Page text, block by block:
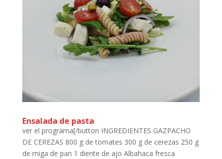
Ensalada de pasta
ver el programa[/button INGREDIENTES GAZPACHO
DE CEREZAS 800 g de tomates 300 g de cerezas 250 g
de miga de pan 1 diente de ajo Albahaca fresca